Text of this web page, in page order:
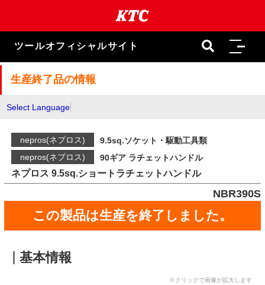
ま
キ
ツールオフィシャルサイト
生産終了品の情報
Select Language
nepros(ネプロス)
9.5sq.ソケット・駆動工具類
nepros(ネプロス)
90ギア ラチェットハンドル
ネプロス 9.5sq.ショートラチェットハンドル
NBR390S
この製品は生産を終了しました。
基本情報
※クリックで画像が拡大します